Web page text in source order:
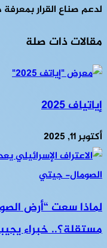
لدعم صناع القرار
مقالات ذات صلة
إياتياف 2025
أكتوبر 11, 2025
لماذا سعت “أرض
مستقلة؟.. خبراء